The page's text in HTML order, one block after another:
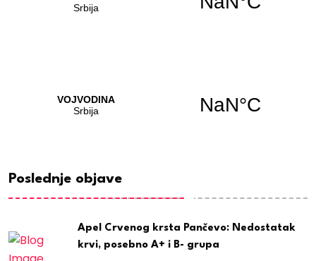
Poslednje objave
Apel Crvenog krsta Pančevo: Nedostatak
krvi, posebno A+ i B- grupa